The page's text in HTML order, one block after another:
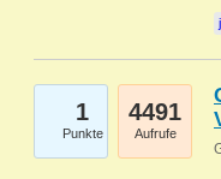
1
Punkte
4491
Aufrufe